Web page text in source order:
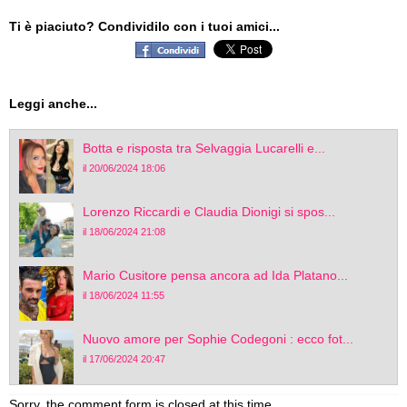
Ti è piaciuto? Condividilo con i tuoi amici...
Leggi anche...
Botta e risposta tra Selvaggia Lucarelli e...
il 20/06/2024 18:06
Lorenzo Riccardi e Claudia Dionigi si spos...
il 18/06/2024 21:08
Mario Cusitore pensa ancora ad Ida Platano...
il 18/06/2024 11:55
Nuovo amore per Sophie Codegoni : ecco fot...
il 17/06/2024 20:47